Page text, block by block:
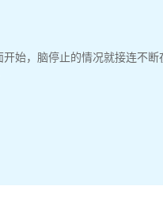
始，脑停止的情况就接连不